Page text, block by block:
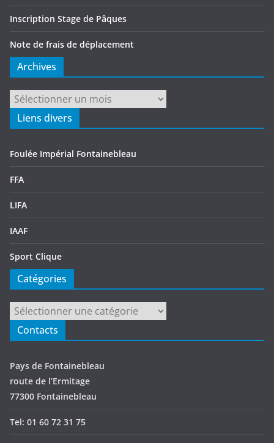
Inscription Stage de Pâques
Note de frais de déplacement
Archives
Archives
Liens divers
Foulée Impérial Fontainebleau
FFA
LIFA
IAAF
Sport Clique
Catégories
Catégories
Contacts
Pays de Fontainebleau
route de l’Ermitage
77300 Fontainebleau
Tel: 01 60 72 31 75